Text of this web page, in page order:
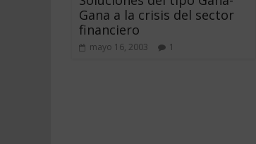
Gana a la crisis del sector
financiero
mayo 16, 2003 1